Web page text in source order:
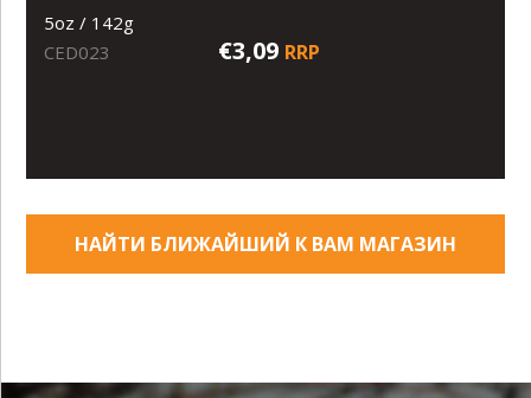
5oz / 142g
CED023
€3,09 RRP
НАЙТИ БЛИЖАЙШИЙ К ВАМ МАГАЗИН